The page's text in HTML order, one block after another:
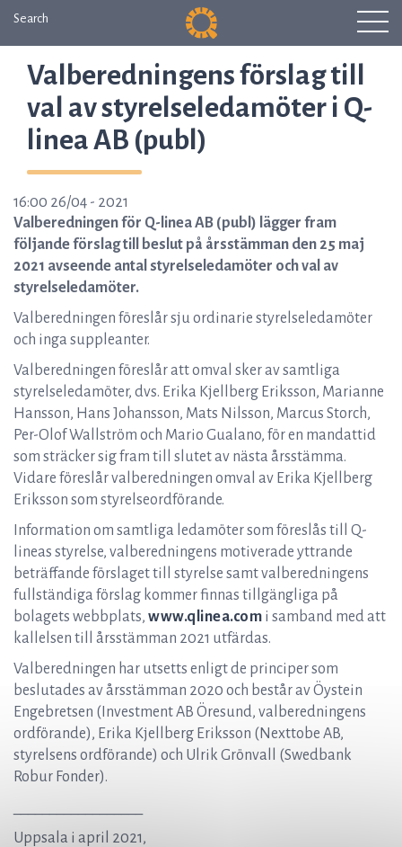
Search
Valberedningens förslag till
val av styrelseledamöter i Q-
linea AB (publ)
16:00 26/04 - 2021
Valberedningen för Q-linea AB (publ) lägger fram
följande förslag till beslut på årsstämman den 25 maj
2021 avseende antal styrelseledamöter och val av
styrelseledamöter.
Valberedningen föreslår sju ordinarie styrelseledamöter
och inga suppleanter.
Valberedningen föreslår att omval sker av samtliga
styrelseledamöter, dvs. Erika Kjellberg Eriksson, Marianne
Hansson, Hans Johansson, Mats Nilsson, Marcus Storch,
Per-Olof Wallström och Mario Gualano, för en mandattid
som sträcker sig fram till slutet av nästa årsstämma.
Vidare föreslår valberedningen omval av Erika Kjellberg
Eriksson som styrelseordförande.
Information om samtliga ledamöter som föreslås till Q-
lineas styrelse, valberedningens motiverade yttrande
beträffande förslaget till styrelse samt valberedningens
fullständiga förslag kommer finnas tillgängliga på
bolagets webbplats, www.qlinea.com i samband med att
kallelsen till årsstämman 2021 utfärdas.
Valberedningen har utsetts enligt de principer som
beslutades av årsstämman 2020 och består av Öystein
Engebretsen (Investment AB Öresund, valberedningens
ordförande), Erika Kjellberg Eriksson (Nexttobe AB,
styrelsens ordförande) och Ulrik Grönvall (Swedbank
Robur Fonder).
Uppsala i april 2021,